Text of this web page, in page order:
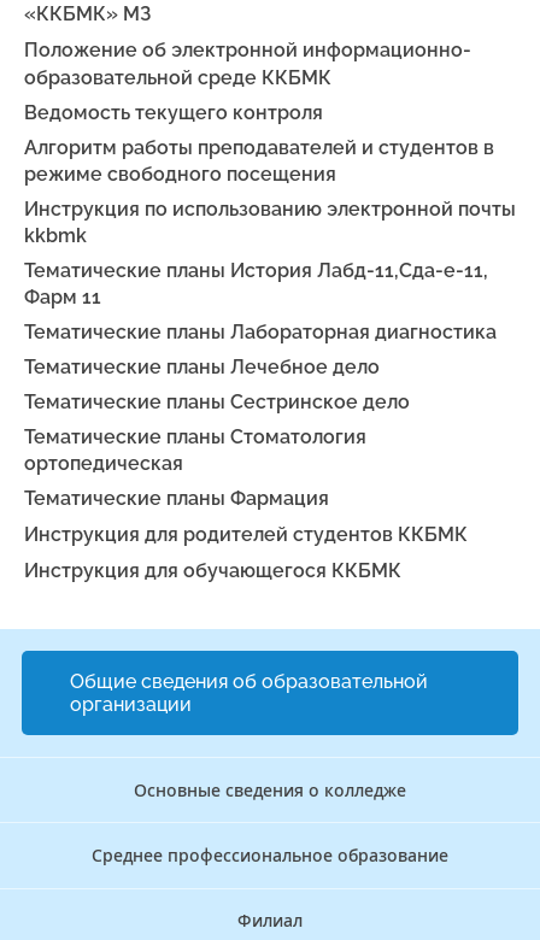
«ККБМК» МЗ
Положение об электронной информационно-
образовательной среде ККБМК
Ведомость текущего контроля
Алгоритм работы преподавателей и студентов в
режиме свободного посещения
Инструкция по использованию электронной почты
kkbmk
Тематические планы История Лабд-11,Сда-е-11,
Фарм 11
Тематические планы Лабораторная диагностика
Тематические планы Лечебное дело
Тематические планы Сестринское дело
Тематические планы Стоматология
ортопедическая
Тематические планы Фармация
Инструкция для родителей студентов ККБМК
Инструкция для обучающегося ККБМК
Общие сведения об образовательной
организации
Основные сведения о колледже
Среднее профессиональное образование
Филиал